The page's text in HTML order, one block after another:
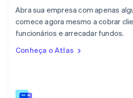
Abra sua empresa com apenas
comece agora mesmo a cobrar
funcionários e arrecadar fundos.
Conheça o Atlas
English
Nova Zelândia
English
NederlandsEnglish
Português